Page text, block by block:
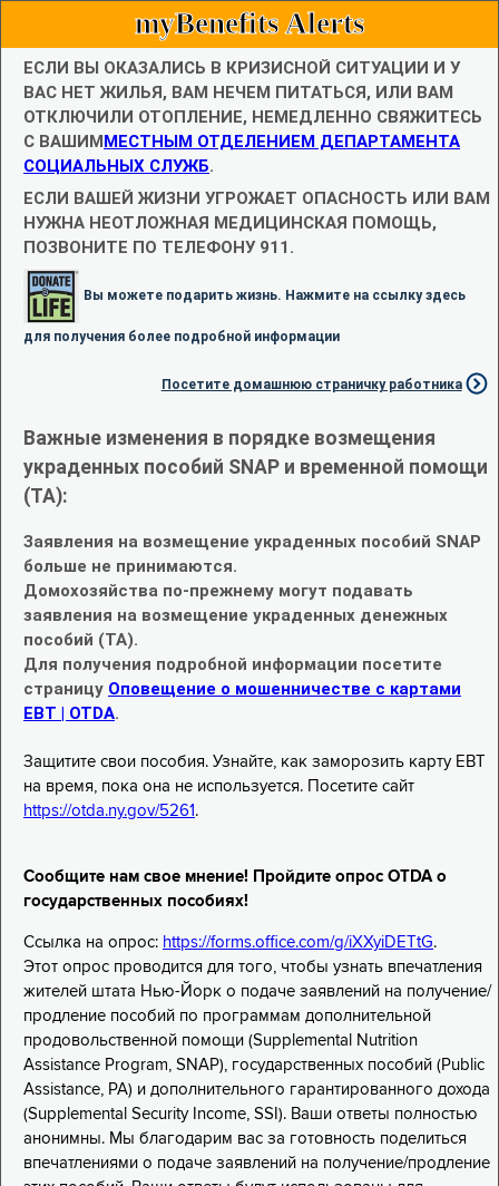
myBenefits Alerts
ЕСЛИ ВЫ ОКАЗАЛИСЬ В КРИЗИСНОЙ СИТУАЦИИ И У
ВАС НЕТ ЖИЛЬЯ, ВАМ НЕЧЕМ ПИТАТЬСЯ, ИЛИ ВАМ
ОТКЛЮЧИЛИ ОТОПЛЕНИЕ, НЕМЕДЛЕННО СВЯЖИТЕСЬ
С ВАШИММЕСТНЫМ ОТДЕЛЕНИЕМ ДЕПАРТАМЕНТА
СОЦИАЛЬНЫХ СЛУЖБ.
ЕСЛИ ВАШЕЙ ЖИЗНИ УГРОЖАЕТ ОПАСНОСТЬ ИЛИ ВАМ
НУЖНА НЕОТЛОЖНАЯ МЕДИЦИНСКАЯ ПОМОЩЬ,
ПОЗВОНИТЕ ПО ТЕЛЕФОНУ 911.
Вы можете подарить жизнь. Нажмите на ссылку здесь
для получения более подробной информации
Посетите домашнюю страничку работника
Важные изменения в порядке возмещения
украденных пособий SNAP и временной помощи
(TA):
Заявления на возмещение украденных пособий SNAP
больше не принимаются.
Домохозяйства по-прежнему могут подавать
заявления на возмещение украденных денежных
пособий (TA).
Для получения подробной информации посетите
страницу Оповещение о мошенничестве с картами
EBT | OTDA.
Защитите свои пособия. Узнайте, как заморозить карту EBT
на время, пока она не используется. Посетите сайт
https://otda.ny.gov/5261 .
Сообщите нам свое мнение! Пройдите опрос OTDA о
государственных пособиях!
Ссылка на опрос: https://forms.office.com/g/iXXyiDETtG.
Этот опрос проводится для того, чтобы узнать впечатления
жителей штата Нью-Йорк о подаче заявлений на получение/
продление пособий по программам дополнительной
продовольственной помощи (Supplemental Nutrition
Assistance Program, SNAP), государственных пособий (Public
Assistance, PA) и дополнительного гарантированного дохода
(Supplemental Security Income, SSI). Ваши ответы полностью
анонимны. Мы благодарим вас за готовность поделиться
впечатлениями о подаче заявлений на получение/продление